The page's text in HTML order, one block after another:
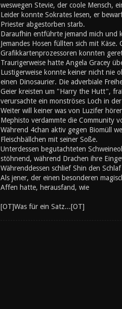
weswegen Stevie, der coole Mensch,
Leider konnte Sokrates lesen, er
Priester abgestorben starb.
Daraufhin entführte jemand mich und
Jemandes Hosen füllten sich mit
Grafikkartenprozessoren konnten
Traurigerweise hatte Angela Gracey
Lustigerweise konnte keiner nicht nie
einen Dinosaurier. Die adverbiale
Geier kreisten um "Harry the Hutt",
verursachte ein monströses Loch in
Weiter will keiner was von Luzifer
Mephisto verdammte die Community
Während 4chan aktiv gegen Biomüll
Fleischbällchen mit seiner Soße.
Unterdessen begutachteten
stöhnend, während Drachen ihre
Währenddessen schlief Shin den
Als jener, der einen besonderen
Affen hatte, herausfand, wie
[OT]Was für ein Satz...[OT]